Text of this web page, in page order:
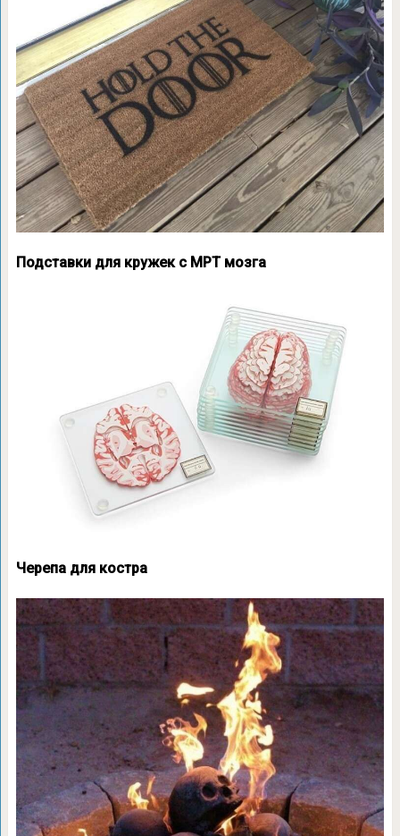
Подставки для кружек с МРТ мозга
Черепа для костра